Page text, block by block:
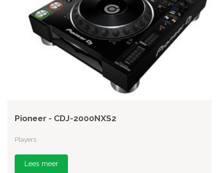
Pioneer - CDJ-2000NXS2
Players
Lees meer